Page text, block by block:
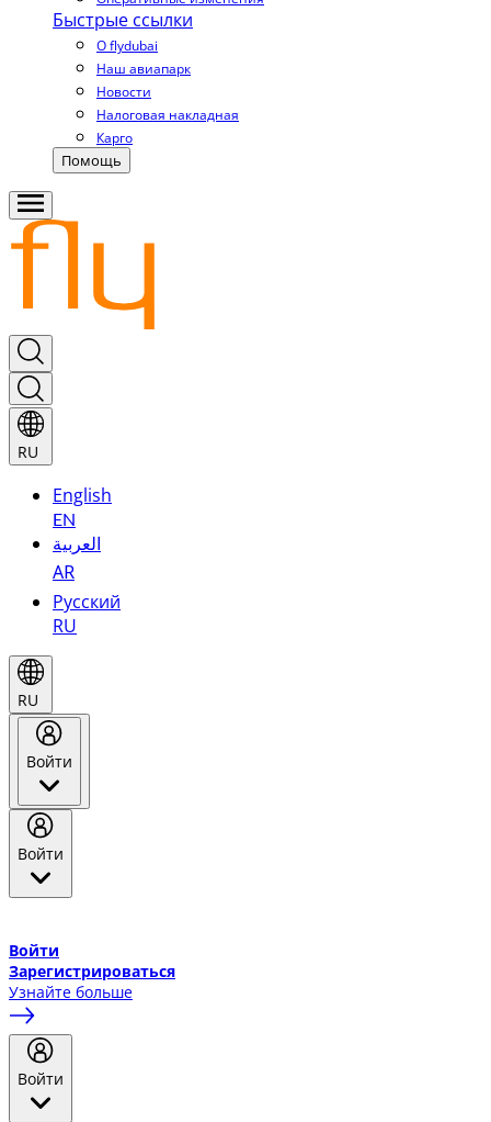
Быстрые ссылки
О flydubai
Наш авиапарк
Новости
Налоговая накладная
Карго
Помощь
RU
English
EN
العربية
AR
Русский
RU
RU
Войти
Войти
Войти
Зарегистрироваться
Узнайте больше
Войти